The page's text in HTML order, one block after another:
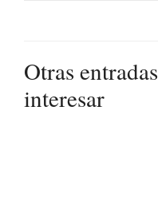
Otras
interesar